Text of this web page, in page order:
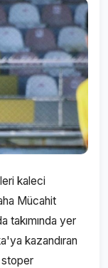
kaleci
Mücahit
takımında yer
kazandıran
stoper